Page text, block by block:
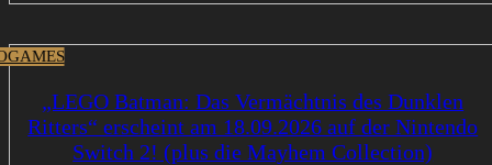
„LEGO Batman: Das Vermächtnis des Dunklen
Ritters“ erscheint am 18.09.2026 auf der Nintendo
Switch 2! (plus die Mayhem Collection)